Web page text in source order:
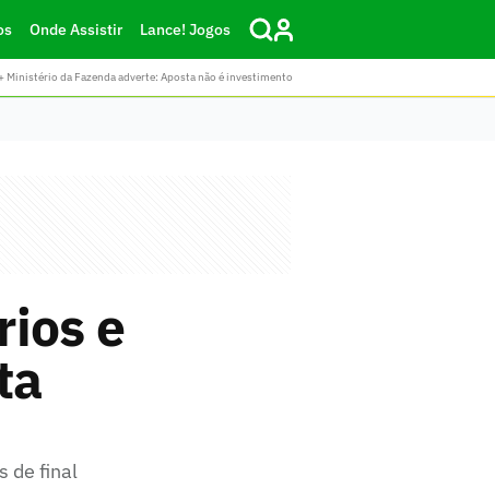
Onde Assistir Lance! Jogos
Ministério da Fazenda adverte: Aposta não é investimento
e
de final